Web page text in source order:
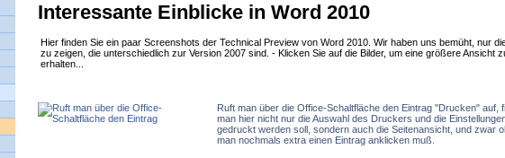
Interessante Einblicke in Word 2010
Hier finden Sie ein paar Screenshots der Technical Preview von Word 2010. Wir haben uns bemüht, nur
zu zeigen, die unterschiedlich zur Version 2007 sind. - Klicken Sie auf die Bilder, um eine größere Ansicht
erhalten...
Ruft man über die Office-Schaltfläche den Eintrag "Drucken" auf,
man hier nicht nur die Auswahl des Druckers und die
gedruckt werden soll, sondern auch die Seitenansicht, und zwar
man nochmals extra einen Eintrag anklicken muß.